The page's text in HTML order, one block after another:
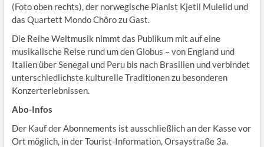
(Foto oben rechts), der norwegische Pianist Kjetil Mulelid und
das Quartett Mondo Chôro zu Gast.
Die Reihe Weltmusik nimmt das Publikum mit auf eine
musikalische Reise rund um den Globus – von England und
Italien über Senegal und Peru bis nach Brasilien und verbindet
unterschiedlichste kulturelle Traditionen zu besonderen
Konzerterlebnissen.
Abo-Infos
Der Kauf der Abonnements ist ausschließlich an der Kasse vor
Ort möglich, in der Tourist-Information, Orsaystraße 3a.